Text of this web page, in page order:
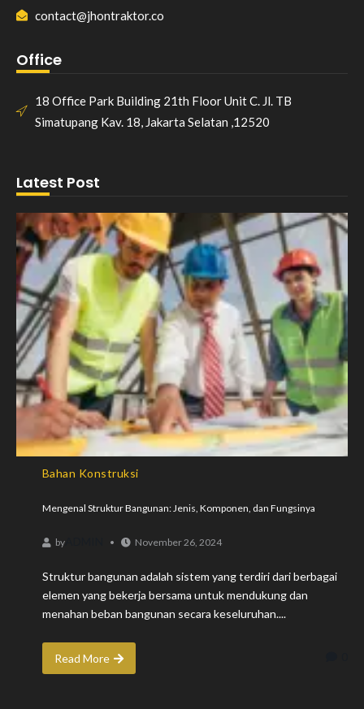
contact@jhontraktor.co
Office
18 Office Park Building 21th Floor Unit C. Jl. TB
Simatupang Kav. 18, Jakarta Selatan ,12520
Latest Post
Bahan Konstruksi
Mengenal Struktur Bangunan: Jenis, Komponen, dan Fungsinya
by November 26, 2024
Struktur bangunan adalah sistem yang terdiri dari berbagai
elemen yang bekerja bersama untuk mendukung dan
menahan beban bangunan secara keseluruhan....
Read More